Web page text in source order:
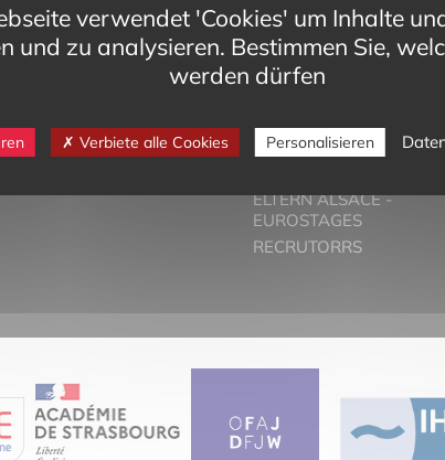
bilinguisme.org
VORSTELLUNG
DER ZWEISPRACHIGE
ELTERN ALSACE -
EUROSTAGES
RECRUTORRS
verwendet 'Cookies' um Inhalte
und zu analysieren. Bestimmen Sie,
werden dürfen
Verbiete alle Cookies Personalisieren